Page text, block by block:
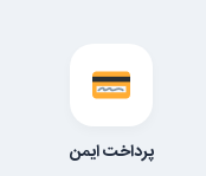
پرداخت ایمن